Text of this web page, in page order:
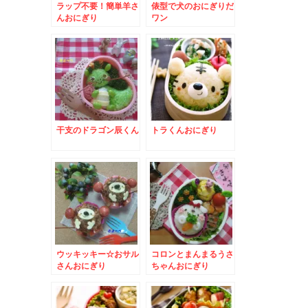
ラップ不要！簡単羊さ
んおにぎり
俵型で犬のおにぎりだ
ワン
干支のドラゴン辰くん トラくんおにぎり
ウッキッキー☆おサル
さんおにぎり
コロンとまんまるうさ
ちゃんおにぎり